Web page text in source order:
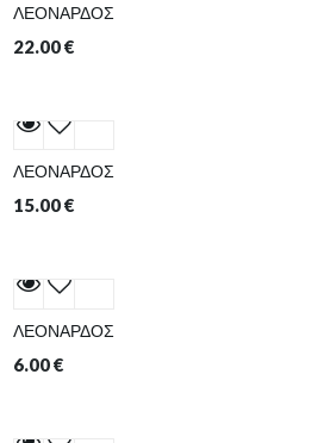
ΛΕΟΝΑΡΔΟΣ
22.00€
ΛΕΟΝΑΡΔΟΣ
15.00€
ΛΕΟΝΑΡΔΟΣ
6.00€